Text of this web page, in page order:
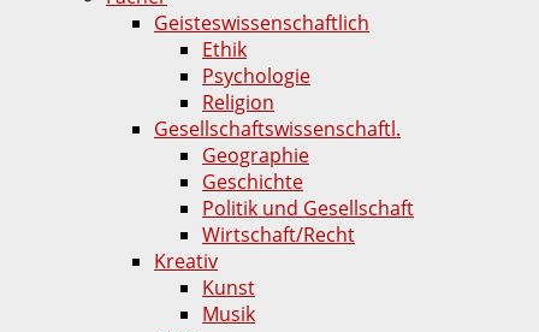
Geisteswissenschaftlich
Ethik
Psychologie
Religion
Gesellschaftswissenschaftl.
Geographie
Geschichte
Politik und Gesellschaft
Wirtschaft/Recht
Kreativ
Kunst
Musik